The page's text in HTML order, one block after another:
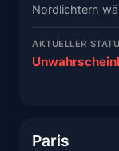
Nordlichtern
AKTUELLER
Paris